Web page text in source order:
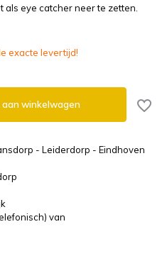
als eye catcher neer te zetten.
exacte levertijd!
winkelwagen
- Leiderdorp - Eindhoven
van